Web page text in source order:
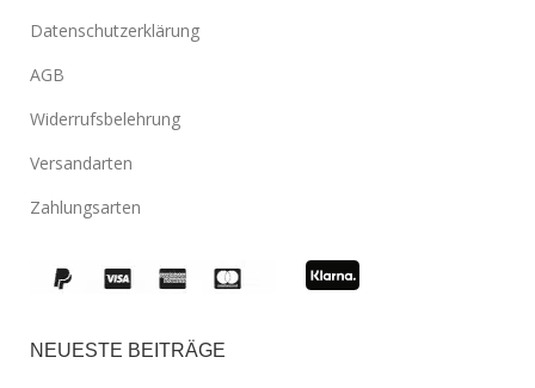
Datenschutzerklärung
AGB
Widerrufsbelehrung
Versandarten
Zahlungsarten
NEUESTE BEITRÄGE